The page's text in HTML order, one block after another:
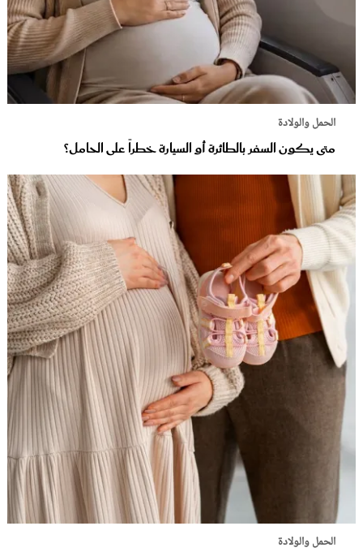
الحمل والولادة
متى يكون السفر بالطائرة أو السيارة خطراً على الحامل؟
الحمل والولادة